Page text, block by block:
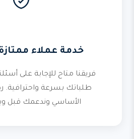
خدمة عملاء
فريقنا متاح للإجابة على
طلباتك بسرعة واحترافية.
الأساسي وندعمك قبل